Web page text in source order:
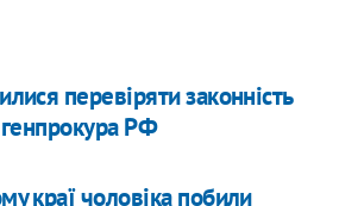
перевіряти законність
генпрокура РФ
краї чоловіка побили